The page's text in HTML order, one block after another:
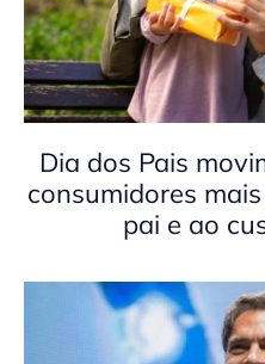
Dia dos Pais
consumidores
pai e ao